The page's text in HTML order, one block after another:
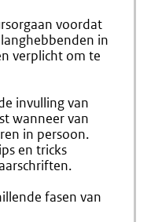
voordat
in
verplicht om te
invulling van
wanneer van
in persoon.
en tricks
fasen van